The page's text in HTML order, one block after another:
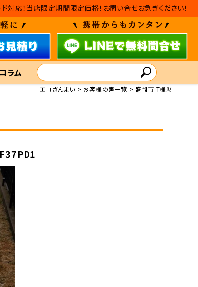
応！当店限定期間限定価格！お問い合せお急ぎください！
コラム
エコざんまい お客様の声一覧 盛岡市 T様邸